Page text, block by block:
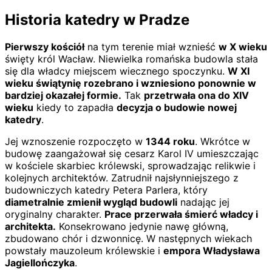
Historia katedry w Pradze
Pierwszy kościółna tym terenie miał wznieść w X wieku
święty król Wacław. Niewielka romańska budowla stała
się dla władcy miejscem wiecznego spoczynku. W XI
wieku świątynię rozebrano i wzniesiono ponownie w
bardziej okazałej formie. Tak przetrwała ona do XIV
wieku kiedy to zapadła decyzja o budowie nowej
katedry.
Jej wznoszenie rozpoczęto w 1344 roku. Wkrótce w
budowę zaangażował się cesarz Karol IV umieszczając
w kościele skarbiec królewski, sprowadzając relikwie i
kolejnych architektów. Zatrudnił najsłynniejszego z
budowniczych katedry Petera Parlera, który
diametralnie zmienił wygląd budowli nadając jej
oryginalny charakter. Prace przerwała śmierć władcy i
architekta. Konsekrowano jedynie nawę główną,
zbudowano chór i dzwonnicę. W następnych wiekach
powstały mauzoleum królewskie i empora Władysława
Jagiellończyka.